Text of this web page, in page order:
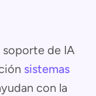
soporte de IA
sistemas
con la